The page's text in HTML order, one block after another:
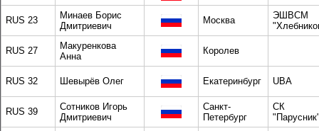
RUS 23
Минаев Борис
Дмитриевич
Москва
ЭШВСМ
RUS 27
Макуренкова
Анна
Королев
RUS 32 Шевырёв Олег Екатеринбург UBA
RUS 39
Сотников Игорь
Дмитриевич
Санкт-
Петербург
СК